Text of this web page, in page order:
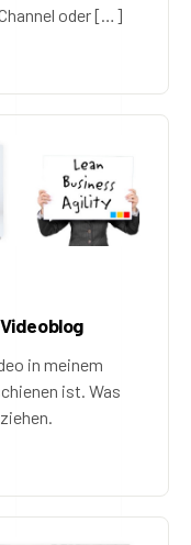
oder […]
in meinem
ist. Was